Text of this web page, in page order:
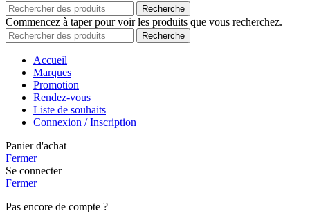
Recherche
Commencez à taper pour voir les produits que vous recherchez.
Recherche
Accueil
Marques
Promotion
Rendez-vous
Liste de souhaits
Connexion / Inscription
Panier d'achat
Fermer
Se connecter
Fermer
Pas encore de compte ?